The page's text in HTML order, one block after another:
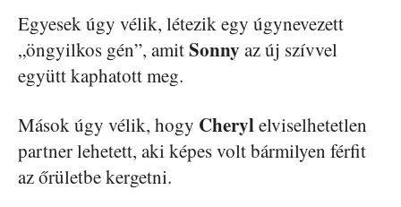
Egyesek úgy vélik, létezik egy úgynevezett
„öngyilkos gén”, amitSonny az új szívvel
együtt kaphatott meg.
Mások úgy vélik, hogy Cherylelviselhetetlen
partner lehetett, aki képes volt bármilyen férfit
az őrületbe kergetni.